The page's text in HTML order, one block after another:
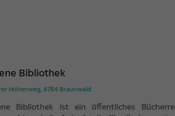
Bibliothek
Höhenweg, 8784 Braunwald
Bibliothek ist ein öffentliches